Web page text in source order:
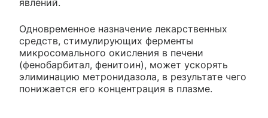
явлений.
Одновременное назначение лекарственных
средств, стимулирующих ферменты
микросомального окисления в печени
(фенобарбитал, фенитоин), может ускорять
элиминацию метронидазола, в результате чего
понижается его концентрация в плазме.